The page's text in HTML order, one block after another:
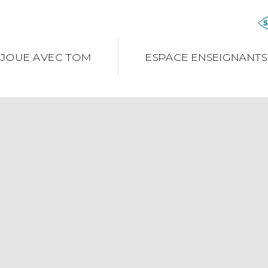
JOUE AVEC TOM ESPACE ENSEIGNANTS